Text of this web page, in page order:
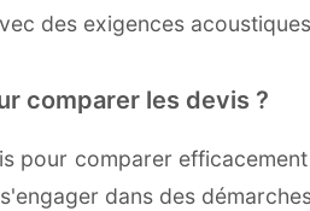
des exigences
comparer les devis ?
pour comparer
dans des